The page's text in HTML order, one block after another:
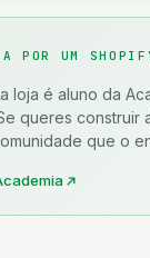
POR UM
loja é aluno da
queres construir
que o